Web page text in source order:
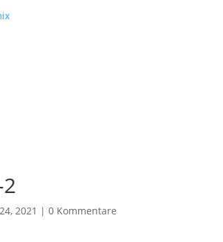
2021 |0 Kommentare